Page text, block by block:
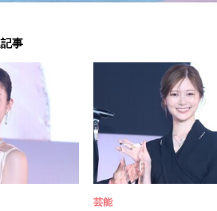
事
芸能